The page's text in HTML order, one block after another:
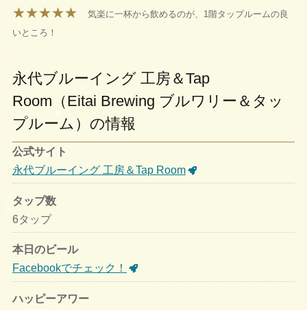
★★★★★
気楽に一杯から飲めるのが、1階タップルームの良
いところ！
永代ブルーイング 工房＆Tap
Room（Eitai Brewing ブルワリー＆タッ
プルーム）の情報
公式サイト
永代ブルーイング 工房＆Tap Room
タップ数
6タップ
本日のビール
Facebookでチェック！
ハッピーアワー